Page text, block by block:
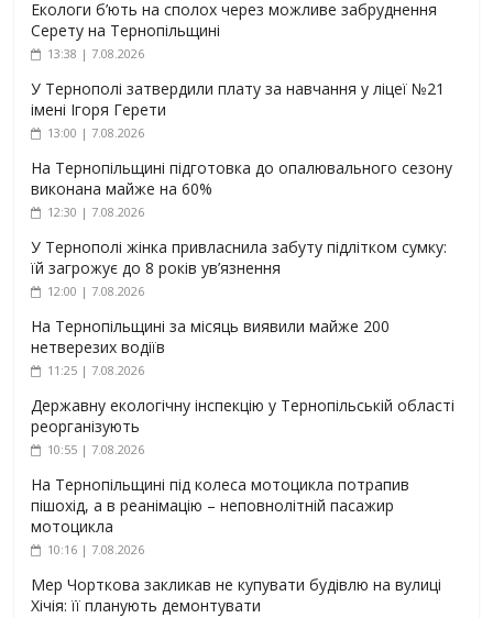
Екологи б’ють на сполох через можливе забруднення
Серету на Тернопільщині
13:38 | 7.08.2026
У Тернополі затвердили плату за навчання у ліцеї №21
імені Ігоря Герети
13:00 | 7.08.2026
На Тернопільщині підготовка до опалювального сезону
виконана майже на 60%
12:30 | 7.08.2026
У Тернополі жінка привласнила забуту підлітком сумку:
їй загрожує до 8 років ув’язнення
12:00 | 7.08.2026
На Тернопільщині за місяць виявили майже 200
нетверезих водіїв
11:25 | 7.08.2026
Державну екологічну інспекцію у Тернопільській області
реорганізують
10:55 | 7.08.2026
На Тернопільщині під колеса мотоцикла потрапив
пішохід, а в реанімацію – неповнолітній пасажир
мотоцикла
10:16 | 7.08.2026
Мер Чорткова закликав не купувати будівлю на вулиці
Хічія: її планують демонтувати